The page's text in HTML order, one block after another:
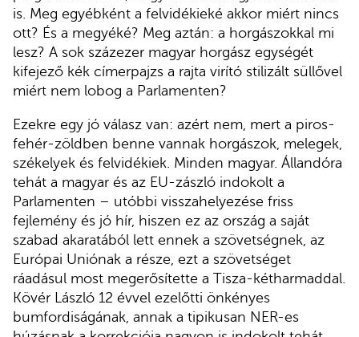
is. Meg egyébként a felvidékieké akkor miért nincs
ott? És a megyéké? Meg aztán: a horgászokkal mi
lesz? A sok százezer magyar horgász egységét
kifejező kék címerpajzs a rajta virító stilizált süllővel
miért nem lobog a Parlamenten?
Ezekre egy jó válasz van: azért nem, mert a piros-
fehér-zöldben benne vannak horgászok, melegek,
székelyek és felvidékiek. Minden magyar. Állandóra
tehát a magyar és az EU-zászló indokolt a
Parlamenten – utóbbi visszahelyezése friss
fejlemény és jó hír, hiszen ez az ország a saját
szabad akaratából lett ennek a szövetségnek, az
Európai Uniónak a része, ezt a szövetséget
ráadásul most megerősítette a Tisza-kétharmaddal.
Kövér László 12 évvel ezelőtti önkényes
bumfordiságának, annak a tipikusan NER-es